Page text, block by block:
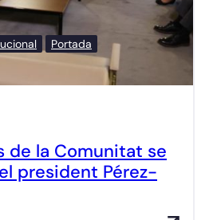
Portada
de la Comunitat se
president Pérez-